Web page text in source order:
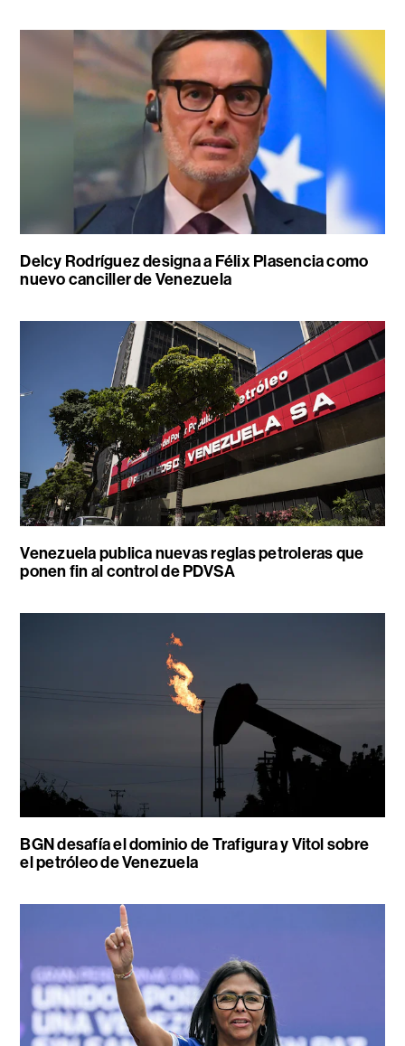
Delcy Rodríguez designa a Félix Plasencia como
nuevo canciller de Venezuela
Venezuela publica nuevas reglas petroleras que
ponen fin al control de PDVSA
BGN desafía el dominio de Trafigura y Vitol sobre
el petróleo de Venezuela